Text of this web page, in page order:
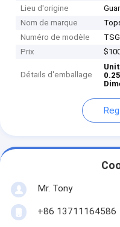
Lieu d'origine
Nom de marque
Numéro de modèle
Prix
Détails d'emballage
Mr. Tony
+86 13711164586